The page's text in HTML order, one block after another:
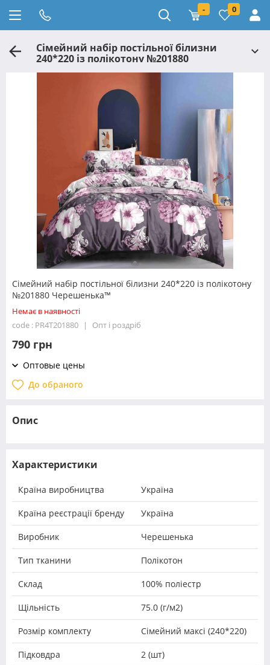
- 0
Сімейний набір постільної білизни
240*220 із полікотону №201880
Черешенька™
Сімейний набір постільної білизни 240*220 із полікотону
№201880 Черешенька™
Немає в наявності
code : PR4T201880
Опт і роздріб
790 грн
Оптовые цены
До обраного
Опис
Характеристики
Країна виробництва Україна
Країна реєстрації бренду Україна
Виробник Черешенька
Тип тканини Полікотон
Склад 100% поліестр
Щільність 75.0 (г/м2)
Розмір комплекту Сімейний максі (240*220)
Підковдра 2 (шт)